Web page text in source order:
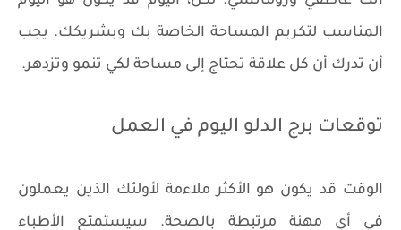
المناسب لتكريم المساحة الخاصة بك وبشريكك. يجب
أن تدرك أن كل علاقة تحتاج إلى مساحة لكي تنمو وتزدهر.
توقعات برج الدلو اليوم في العمل
الوقت قد يكون هو الأكثر ملاءمة لأولئك الذين يعملون
في أي مهنة مرتبطة بالصحة. سيستمتع الأطباء